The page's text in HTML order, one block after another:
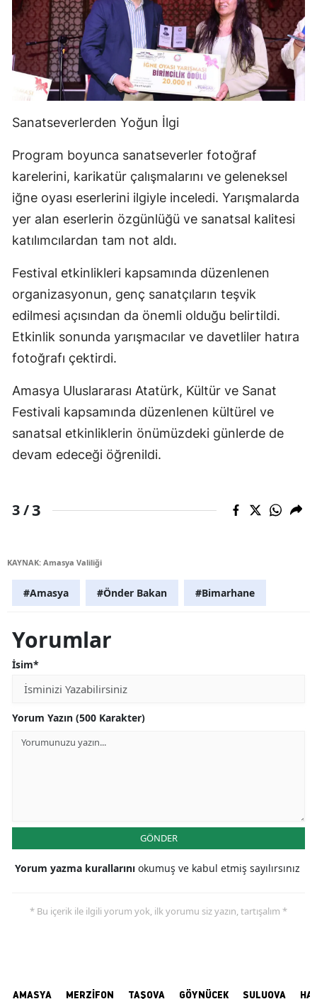
Sanatseverlerden Yoğun İlgi
Program boyunca sanatseverler fotoğraf
karelerini, karikatür çalışmalarını ve geleneksel
iğne oyası eserlerini ilgiyle inceledi. Yarışmalarda
yer alan eserlerin özgünlüğü ve sanatsal kalitesi
katılımcılardan tam not aldı.
Festival etkinlikleri kapsamında düzenlenen
organizasyonun, genç sanatçıların teşvik
edilmesi açısından da önemli olduğu belirtildi.
Etkinlik sonunda yarışmacılar ve davetliler hatıra
fotoğrafı çektirdi.
Amasya Uluslararası Atatürk, Kültür ve Sanat
Festivali kapsamında düzenlenen kültürel ve
sanatsal etkinliklerin önümüzdeki günlerde de
devam edeceği öğrenildi.
3 /3
KAYNAK: Amasya Valiliği
#Amasya #Önder Bakan #Bimarhane
Yorumlar
İsim*
Yorum Yazın (500 Karakter)
GÖNDER
Yorum yazma kurallarını okumuş ve kabul etmiş sayılırsınız
* Bu içerik ile ilgili yorum yok, ilk yorumu siz yazın, tartışalım *
AMASYA MERZİFON TAŞOVA GÖYNÜCEK SULUOVA